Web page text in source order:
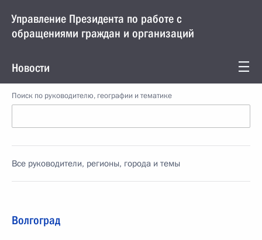
Управление Президента по работе с
обращениями граждан и организаций
Новости
Поиск по руководителю, географии и тематике
Все руководители, регионы, города и темы
Волгоград